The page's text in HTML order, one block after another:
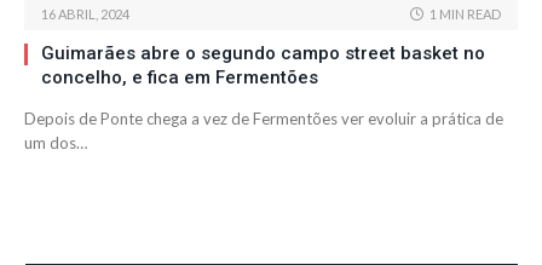
16 ABRIL, 2024 1 MIN READ
Guimarães abre o segundo campo street basket no
concelho, e fica em Fermentões
Depois de Ponte chega a vez de Fermentões ver evoluir a prática de
um dos…